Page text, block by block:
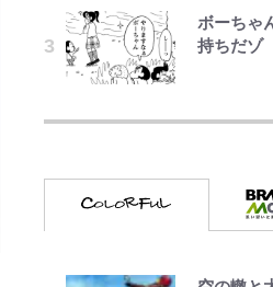
上田綺世
ペ騒動”に
応”に新
ボーちゃ
持ちだゾ
に妊娠し
です~ 第